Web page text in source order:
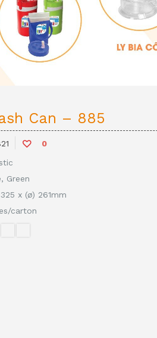
Can – 885
0
Green
x (ø) 261mm
carton